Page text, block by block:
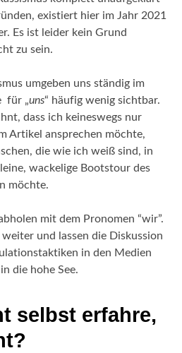
existiert hier im Jahr 2021
Es ist leider kein Grund
zu sein.
umgeben uns ständig im
für „uns“ häufig wenig sichtbar.
dass ich keineswegs nur
Artikel ansprechen möchte,
die wie ich weiß sind, in
wackelige Bootstour des
möchte.
mit dem Pronomen “wir”.
und lassen die Diskussion
in den Medien
die hohe See.
selbst erfahre,